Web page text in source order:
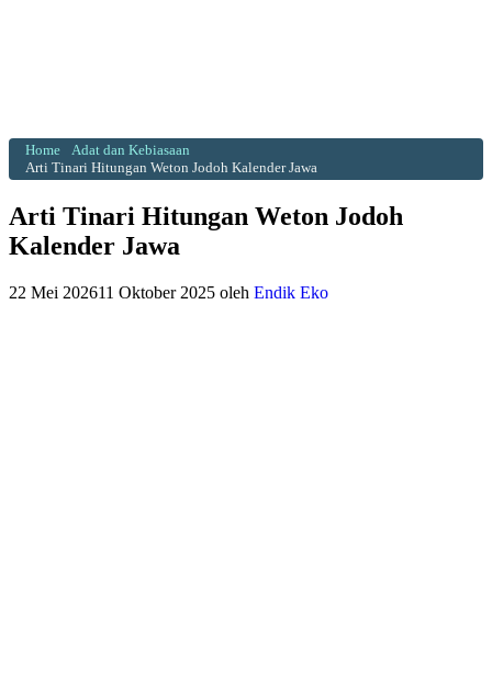
Home
Adat dan Kebiasaan
Arti Tinari Hitungan Weton Jodoh Kalender Jawa
Arti Tinari Hitungan Weton Jodoh
Kalender Jawa
22 Mei 202611 Oktober 2025 oleh Endik Eko